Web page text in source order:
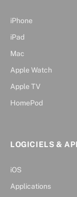
iPhone
iPad
Mac
Apple Watch
Apple TV
HomePod
LOGICIELS &
iOS
Applications